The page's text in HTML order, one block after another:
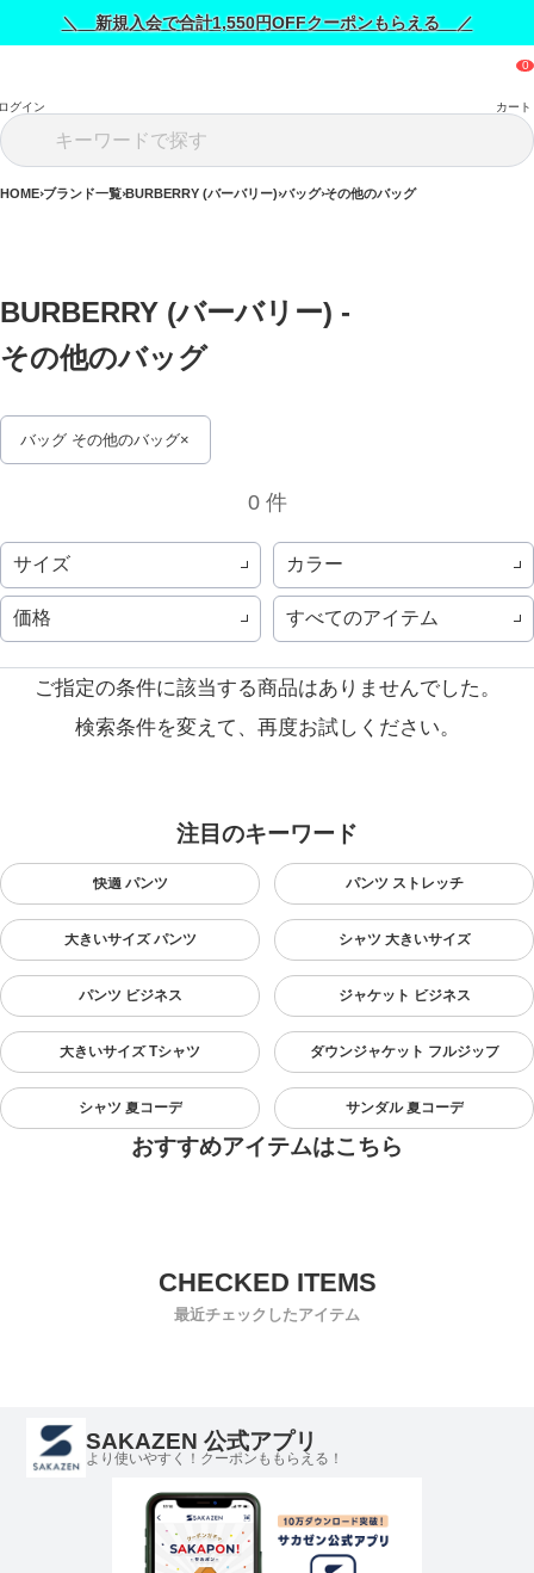
＼ 新規入会で合計1,550円OFFクーポンもらえる ／
グイン カート
HOME ブランド一覧 BURBERRY (バーバリー) バッグ その他のバッグ
BURBERRY (バーバリー) -
その他のバッグ
バッグ その他のバッグ
0 件
サイズ カラー
価格 すべてのアイテム
ご指定の条件に該当する商品はありませんでした。
検索条件を変えて、再度お試しください。
注目のキーワード
快適 パンツ パンツ ストレッチ
大きいサイズ パンツ シャツ 大きいサイズ
パンツ ビジネス ジャケット ビジネス
大きいサイズ Tシャツ ダウンジャケット フルジップ
シャツ 夏コーデ サンダル 夏コーデ
おすすめアイテムはこちら
最近チェックしたアイテム
SAKAZEN 公式アプリ
より使いやすく！クーポンももらえる！